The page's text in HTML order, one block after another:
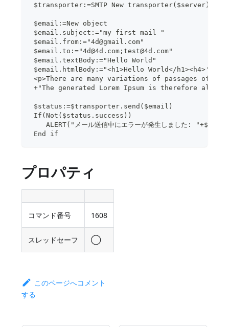
$transporter:=SMTP New transporter($server)
$email:=New object
$email.subject:="my first mail "
$email.from:="4d@gmail.com"
$email.to:="4d@4d.com;test@4d.com"
$email.textBody:="Hello World"
$email.htmlBody:="<h1>Hello World</
<p>There are many variations of passages of
+"The generated Lorem Ipsum is therefore
$status:=$transporter.send($email)
If(Not($status.success))
ALERT("メール送信中にエラーが発生しました:
End if
プロパティ
コマンド番号 1608
スレッドセーフ ◯
このページへコメント
する